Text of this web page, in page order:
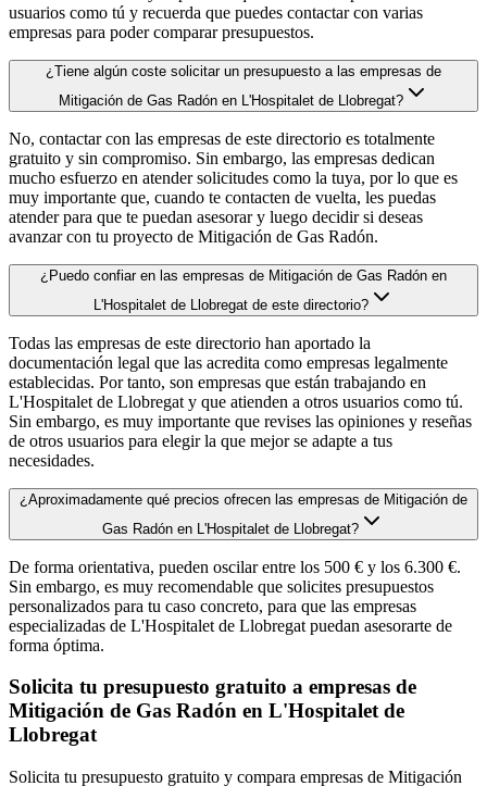
usuarios como tú y recuerda que puedes contactar con varias
empresas para poder comparar presupuestos.
¿Tiene algún coste solicitar un presupuesto a las empresas de
Mitigación de Gas Radón en L'Hospitalet de Llobregat?
No, contactar con las empresas de este directorio es totalmente
gratuito y sin compromiso. Sin embargo, las empresas dedican
mucho esfuerzo en atender solicitudes como la tuya, por lo que es
muy importante que, cuando te contacten de vuelta, les puedas
atender para que te puedan asesorar y luego decidir si deseas
avanzar con tu proyecto de Mitigación de Gas Radón.
¿Puedo confiar en las empresas de Mitigación de Gas Radón en
L'Hospitalet de Llobregat de este directorio?
Todas las empresas de este directorio han aportado la
documentación legal que las acredita como empresas legalmente
establecidas. Por tanto, son empresas que están trabajando en
L'Hospitalet de Llobregat y que atienden a otros usuarios como tú.
Sin embargo, es muy importante que revises las opiniones y reseñas
de otros usuarios para elegir la que mejor se adapte a tus
necesidades.
¿Aproximadamente qué precios ofrecen las empresas de Mitigación de
Gas Radón en L'Hospitalet de Llobregat?
De forma orientativa, pueden oscilar entre los 500 € y los 6.300 €.
Sin embargo, es muy recomendable que solicites presupuestos
personalizados para tu caso concreto, para que las empresas
especializadas de L'Hospitalet de Llobregat puedan asesorarte de
forma óptima.
Solicita tu presupuesto gratuito a empresas de
Mitigación de Gas Radón en L'Hospitalet de
Llobregat
Solicita tu presupuesto gratuito y compara empresas de Mitigación